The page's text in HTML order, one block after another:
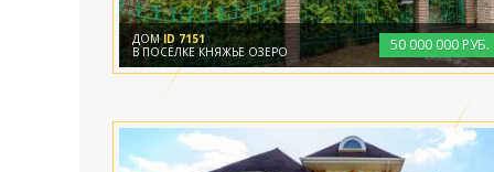
50 000 000 РУБ.
ДОМID 7151
В ПОСЁЛКЕ КНЯЖЬЕ ОЗЕРО